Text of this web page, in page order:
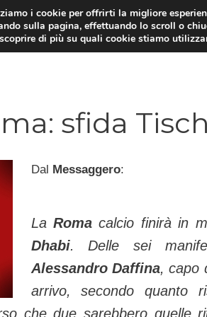
STAMPA INTERVISTE
sfida
Dal Messaggero:
La Romacalcio finirà in
Dhabi. Delle sei
Alessandro Daffina, capo
arrivo, secondo quanto
che due sarebbero quelle
i cookie per offrirti la migliore
sulla pagina, effettuando lo scroll o
di più su quali cookie stiamo